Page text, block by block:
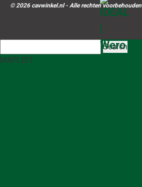
© 2026 cavwinkel.nl - Alle rechten voorbehouden
Search
MAPLIST